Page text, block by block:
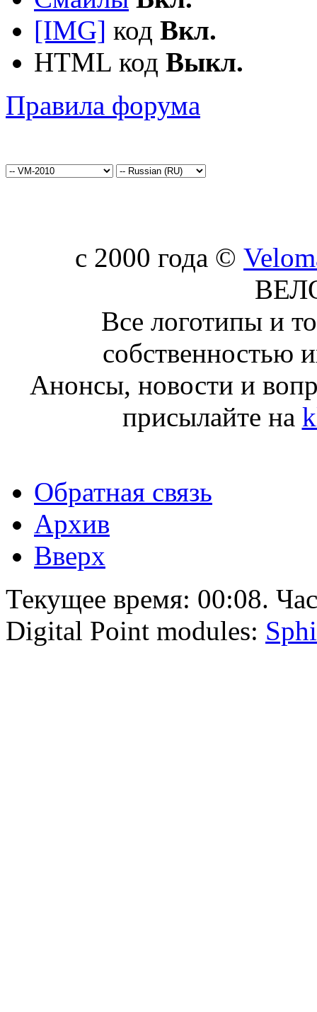
[IMG] код Вкл.
HTML код Выкл.
Правила форума
c 2000 года ©
Все логотипы и
собственностью
Анонсы, новости и
присылайте на
Обратная связь
Архив
Вверх
Текущее время: 00:08.
Digital Point modules: